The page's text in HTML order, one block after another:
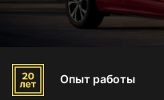
Опыт работы